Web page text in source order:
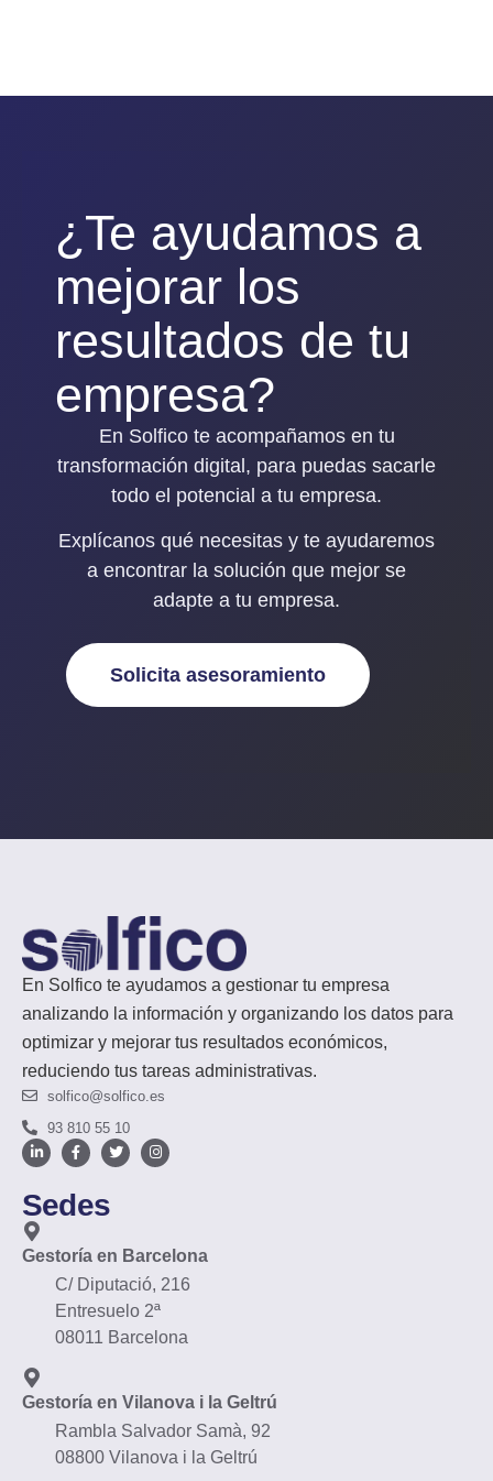
¿Te ayudamos a
mejorar los
resultados de tu
empresa?
En Solfico te acompañamos en tu
transformación digital, para puedas sacarle
todo el potencial a tu empresa.
Explícanos qué necesitas y te ayudaremos
a encontrar la solución que mejor se
adapte a tu empresa.
Solicita asesoramiento
En Solfico te ayudamos a gestionar tu empresa
analizando la información y organizando los datos para
optimizar y mejorar tus resultados económicos,
reduciendo tus tareas administrativas.
solfico@solfico.es
93 810 55 10
Sedes
Gestoría en Barcelona
C/ Diputació, 216
Entresuelo 2ª
08011 Barcelona
Gestoría en Vilanova i la Geltrú
Rambla Salvador Samà, 92
08800 Vilanova i la Geltrú